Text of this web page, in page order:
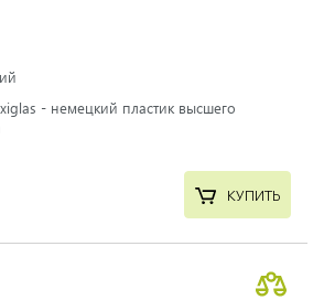
- немецкий пластик высшего
КУПИТЬ